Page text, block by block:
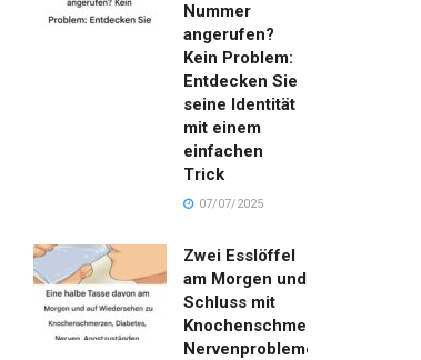
Nummer
angerufen?
Kein Problem:
Entdecken Sie
seine Identität
mit einem
einfachen
Trick
07/07/2025
Zwei Esslöffel
am Morgen und
Schluss mit
Knochenschmerzen,
Nervenproblemen,